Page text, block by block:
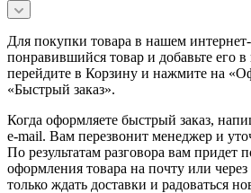
Для покупки товара в нашем
понравившийся товар и добавьте его в
перейдите в Корзину и нажмите на
«Быстрый заказ».
Когда оформляете быстрый заказ,
e-mail. Вам перезвонит менеджер и
По результатам разговора вам придет
оформления товара на почту или
только ждать доставки и радоваться